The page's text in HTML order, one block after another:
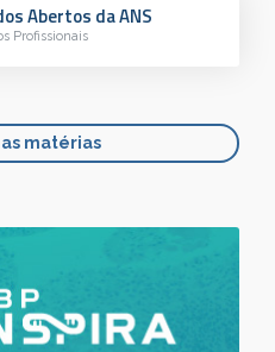
Abertos da ANS
Profissionais
matérias